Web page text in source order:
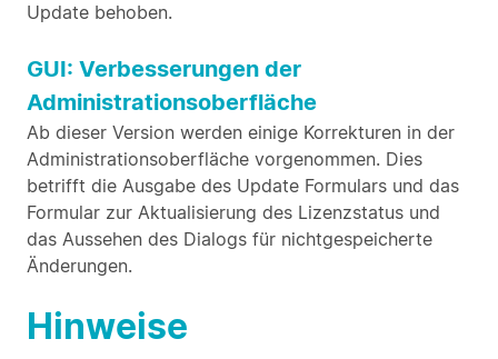
Update behoben.
GUI: Verbesserungen der
Administrationsoberfläche
Ab dieser Version werden einige Korrekturen in der
Administrationsoberfläche vorgenommen. Dies
betrifft die Ausgabe des Update Formulars und das
Formular zur Aktualisierung des Lizenzstatus und
das Aussehen des Dialogs für nichtgespeicherte
Änderungen.
Hinweise